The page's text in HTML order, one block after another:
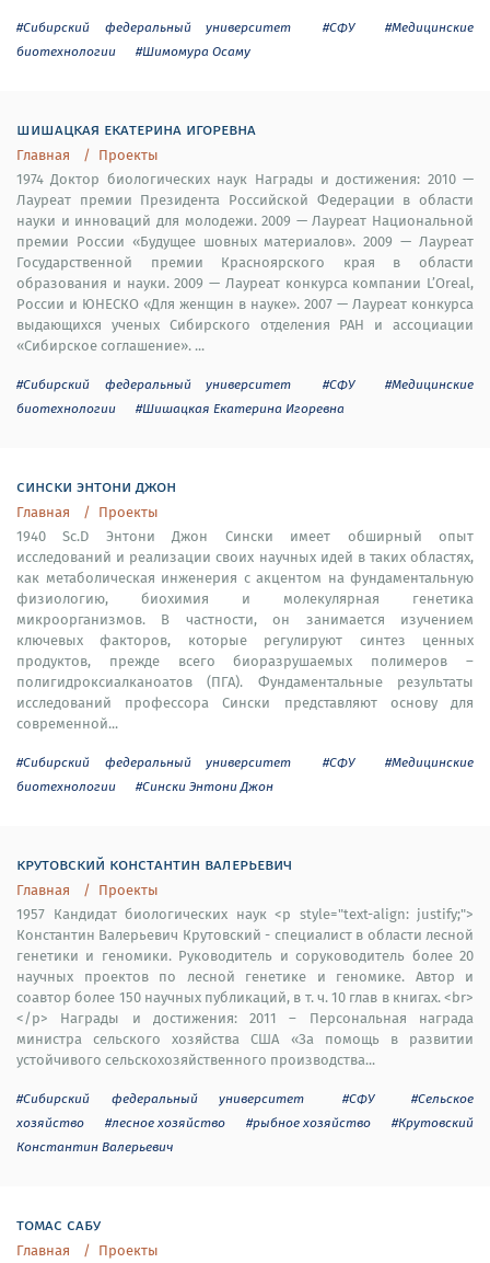
#Сибирский федеральный университет #СФУ
#Медицинские
биотехнологии
#Шимомура Осаму
шишацкая екатерина игоревна
Главная
Проекты
1974 Доктор биологических наук Награды и достижения: 2010 —
Лауреат премии Президента Российской Федерации в области
науки и инноваций для молодежи. 2009 — Лауреат Национальной
премии России «Будущее шовных материалов». 2009 — Лауреат
Государственной премии Красноярского края в области
образования и науки. 2009 — Лауреат конкурса компании L’Oreal,
России и ЮНЕСКО «Для женщин в науке». 2007 — Лауреат конкурса
выдающихся ученых Сибирского отделения РАН и ассоциации
«Сибирское соглашение». ...
#Сибирский федеральный университет #СФУ
#Медицинские
биотехнологии
#Шишацкая Екатерина Игоревна
сински энтони джон
Главная
Проекты
1940 Sc.D Энтони Джон Сински имеет обширный опыт
исследований и реализации своих научных идей в таких областях,
как метаболическая инженерия с акцентом на фундаментальную
физиологию, биохимия и молекулярная генетика
микроорганизмов. В частности, он занимается изучением
ключевых факторов, которые регулируют синтез ценных
продуктов, прежде всего биоразрушаемых полимеров –
полигидроксиалканоатов (ПГА). Фундаментальные результаты
исследований профессора Сински представляют основу для
современной...
#Сибирский федеральный университет #СФУ
#Медицинские
биотехнологии
#Сински Энтони Джон
крутовский константин валерьевич
Главная
Проекты
1957 Кандидат биологических наук <p style="text-align: justify;">
Константин Валерьевич Крутовский - специалист в области лесной
генетики и геномики. Руководитель и соруководитель более 20
научных проектов по лесной генетике и геномике. Автор и
соавтор более 150 научных публикаций, в т. ч. 10 глав в книгах. <br>
</p> Награды и достижения: 2011 – Персональная награда
министра сельского хозяйства США «За помощь в развитии
устойчивого сельскохозяйственного производства...
#Сибирский федеральный университет #СФУ
#Сельское
хозяйство
#лесное хозяйство #рыбное хозяйство
#Крутовский
Константин Валерьевич
томас сабу
Главная
Проекты